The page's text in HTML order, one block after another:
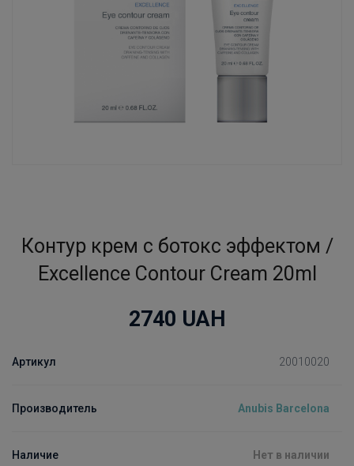
Контур крем с ботокс эффектом /
Excellence Contour Cream 20ml
2740 UAH
Артикул 20010020
Производитель Anubis Barcelona
Наличие Нет в наличии